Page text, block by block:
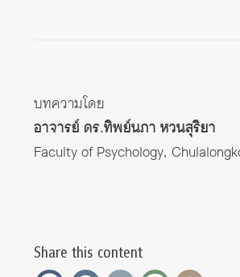
บทความโดย
อาจารย์ ดร.ทิพย์นภา หวนสุริยา
Faculty of Psychology,
Share this content